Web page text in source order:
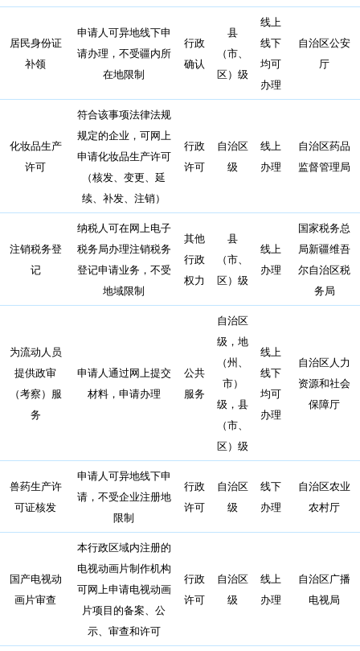
居民身份证
补领
申请人可异地线下申
请办理，不受疆内所
在地限制
行政
确认
县
（市、
区）级
线上
线下
均可
办理
自治区公安
厅
化妆品生产
许可
符合该事项法律法规
规定的企业，可网上
申请化妆品生产许可
（核发、变更、延
续、补发、注销）
行政
许可
自治区
级
线上
办理
自治区药品
监督管理局
注销税务登
记
纳税人可在网上电子
税务局办理注销税务
登记申请业务，不受
地域限制
其他
行政
权力
县
（市、
区）级
线上
办理
国家税务总
局新疆维吾
尔自治区税
务局
为流动人员
提供政审
（考察）服
务
申请人通过网上提交
材料，申请办理
公共
服务
自治区
级，地
（州、
市）
级，县
（市、
区）级
线上
线下
均可
办理
自治区人力
资源和社会
保障厅
兽药生产许
可证核发
申请人可异地线下申
请，不受企业注册地
限制
行政
许可
自治区
级
线下
办理
自治区农业
农村厅
国产电视动
画片审查
本行政区域内注册的
电视动画片制作机构
可网上申请电视动画
片项目的备案、公
示、审查和许可
行政
许可
自治区
级
线上
办理
自治区广播
电视局